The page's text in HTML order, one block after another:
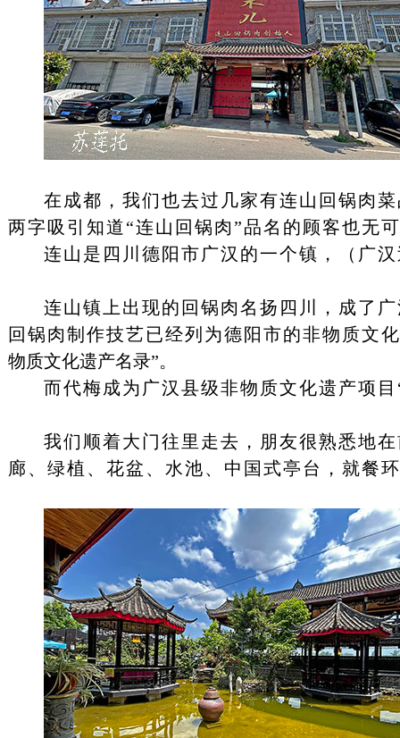
在成都，我们也去过几家有连山回锅肉
两字吸引知道“连山回锅肉”品名的顾客也无
连山是四川德阳市广汉的一个镇，（广
连山镇上出现的回锅肉名扬四川，成了
回锅肉制作技艺已经列为德阳市的非物质文
物质文化遗产名录”。
而代梅成为广汉县级非物质文化遗产项
我们顺着大门往里走去，朋友很熟悉地
廊、绿植、花盆、水池、中国式亭台，就餐